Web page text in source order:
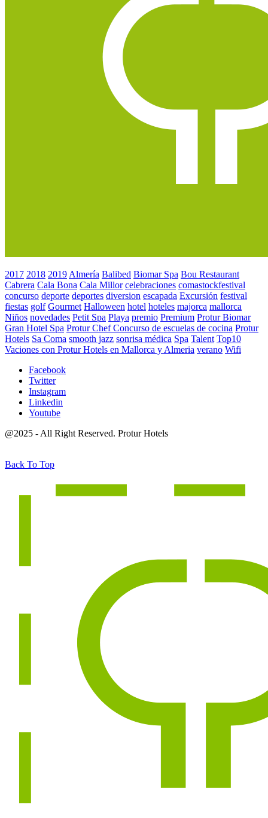
2017 2018 2019 Almería Balibed Biomar Spa Bou Restaurant
Cabrera Cala Bona Cala Millor celebraciones comastockfestival
concurso deporte deportes diversion escapada Excursión festival
fiestas golf Gourmet Halloween hotel hoteles majorca mallorca
Niños novedades Petit Spa Playa premio Premium Protur Biomar
Gran Hotel Spa Protur Chef Concurso de escuelas de cocina Protur
Hotels Sa Coma smooth jazz sonrisa médica Spa Talent Top10
Vaciones con Protur Hotels en Mallorca y Almeria verano Wifi
Facebook
Twitter
Instagram
Linkedin
Youtube
@2025 - All Right Reserved. Protur Hotels
Back To Top